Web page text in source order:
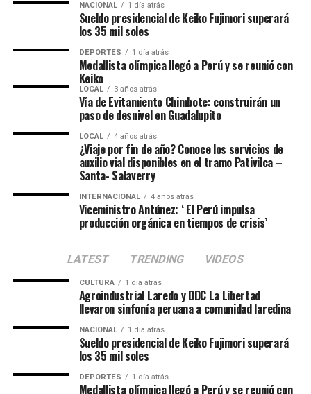
NACIONAL 1 día atrás
Sueldo presidencial de Keiko Fujimori superará
los 35 mil soles
DEPORTES 1 día atrás
Medallista olímpica llegó a Perú y se reunió con
Keiko
LOCAL 3 años atrás
Vía de Evitamiento Chimbote: construirán un
paso de desnivel en Guadalupito
LOCAL 4 años atrás
¿Viaje por fin de año? Conoce los servicios de
auxilio vial disponibles en el tramo Pativilca –
Santa- Salaverry
INTERNACIONAL 4 años atrás
Viceministro Antúnez: ‘ El Perú impulsa
producción orgánica en tiempos de crisis’
LATEST TRENDING VIDEOS
CULTURA 1 día atrás
Agroindustrial Laredo y DDC La Libertad
llevaron sinfonía peruana a comunidad laredina
NACIONAL 1 día atrás
Sueldo presidencial de Keiko Fujimori superará
los 35 mil soles
DEPORTES 1 día atrás
Medallista olímpica llegó a Perú y se reunió con